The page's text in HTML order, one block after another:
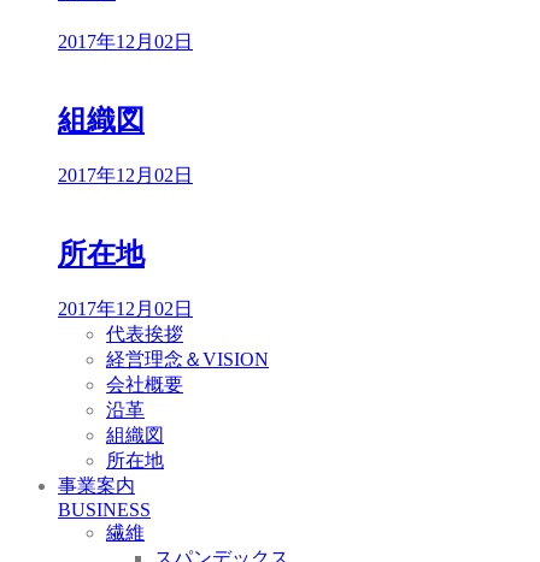
2017年12月02日
組織図
2017年12月02日
所在地
2017年12月02日
代表挨拶
経営理念＆VISION
会社概要
沿革
組織図
所在地
事業案内
BUSINESS
繊維
スパンデックス